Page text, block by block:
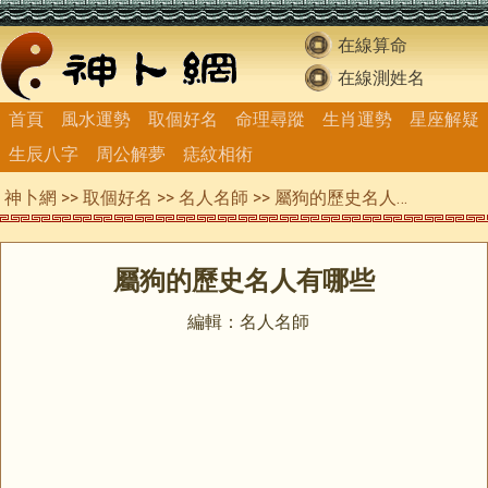
在線算命
在線測姓名
首頁
風水運勢 取個好名 命理尋蹤 生肖運勢
星座解疑
生辰八字
周公解夢 痣紋相術
神卜網 >> 取個好名 >> 名人名師 >> 屬狗的歷史名人有哪些
屬狗的歷史名人有哪些
編輯：名人名師